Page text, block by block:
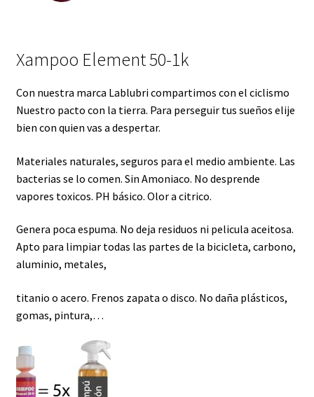
Xampoo Element 50-1k
Con nuestra marca Lablubri compartimos con el ciclismo
Nuestro pacto con la tierra. Para perseguir tus sueños elije
bien con quien vas a despertar.
Materiales naturales, seguros para el medio ambiente. Las
bacterias se lo comen. Sin Amoniaco. No desprende
vapores toxicos. PH básico. Olor a citrico.
Genera poca espuma. No deja residuos ni pelicula aceitosa.
Apto para limpiar todas las partes de la bicicleta, carbono,
aluminio, metales,
titanio o acero. Frenos zapata o disco. No daña plásticos,
gomas, pintura,…